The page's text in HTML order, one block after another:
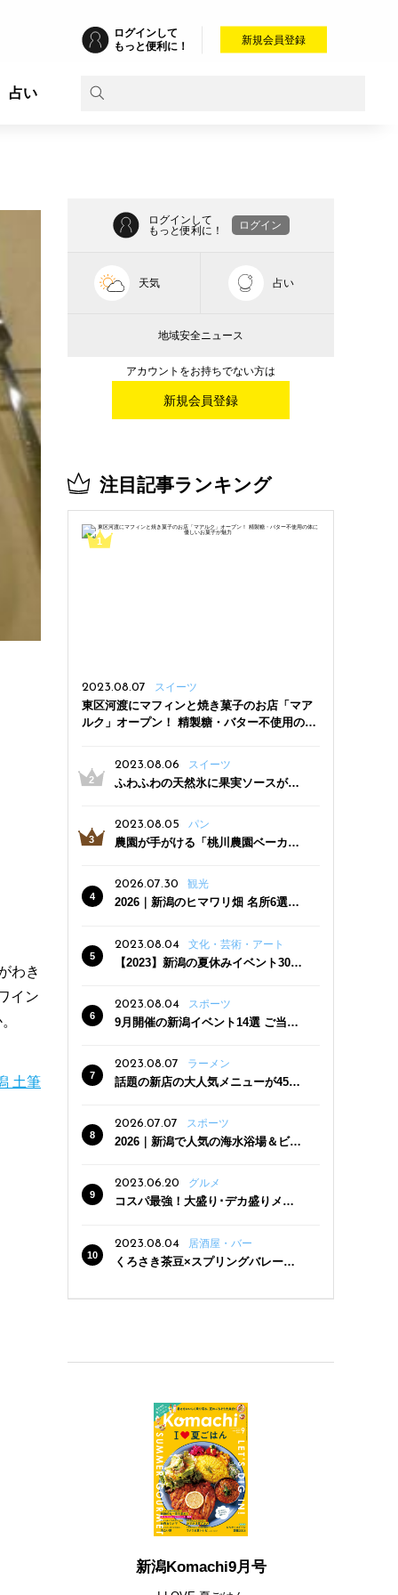
ログインして
もっと便利に！
新規会員登録
占い
わき
イン
土筆
ログインして
もっと便利に！
ログイン
天気 占い
地域安全ニュース
アカウントをお持ちでない方は
新規会員登録
注目記事ランキング
2023.08.07 スイーツ
東区河渡にマフィンと焼き菓子のお店「マア
ルク」オープン！ 精製糖・バター不使用の体
2023.08.06
スイーツ
ふわふわの天然氷に果実ソースがた
三条駅近くにオープン
2023.08.05 パン
農園が手がける「桃川農園ベーカリ
った焼きたてパンのほか、ジェラー
トやスムージーも
2026.07.30 観光
2026｜新潟のヒマワリ畑 名所6選
2023.08.04
文化・芸術・アート
【2023】新潟の夏休みイベント30
2023.08.04
スポーツ
9月開催の新潟イベント14選 ご当地
2023.08.07 ラーメン
話題の新店の大人気メニューが450
クーポン登場
2026.07.07 スポーツ
2026｜新潟で人気の海水浴場＆ビー
2023.06.20
グルメ
コスパ最強！大盛り･デカ盛りメニ
2023.08.04
居酒屋・バー
くろさき茶豆×スプリングバレー豊
新潟Komachi9月号